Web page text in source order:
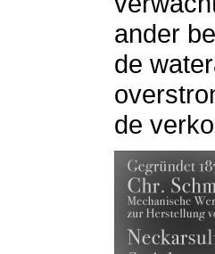
ander
de
de